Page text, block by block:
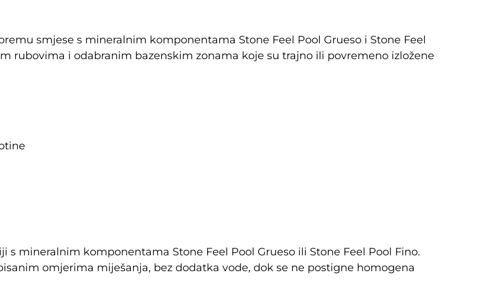
smjese s mineralnim komponentama Stone Feel Pool Grueso i Stone Feel
rubovima i odabranim bazenskim zonama koje su trajno ili povremeno izložene
mineralnim komponentama Stone Feel Pool Grueso ili Stone Feel Pool Fino.
omjerima miješanja, bez dodatka vode, dok se ne postigne homogena